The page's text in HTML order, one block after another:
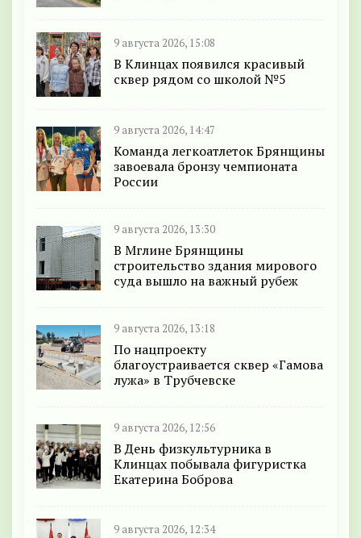
9 августа 2026, 15:08
В Клинцах появился красивый
сквер рядом со школой №5
9 августа 2026, 14:47
Команда легкоатлеток Брянщины
завоевала бронзу чемпионата
России
9 августа 2026, 13:30
В Мглине Брянщины
строительство здания мирового
суда вышло на важный рубеж
9 августа 2026, 13:18
По нацпроекту
благоустраивается сквер «Гамова
лужа» в Трубчевске
9 августа 2026, 12:56
В День физкультурника в
Клинцах побывала фигуристка
Екатерина Боброва
9 августа 2026, 12:34